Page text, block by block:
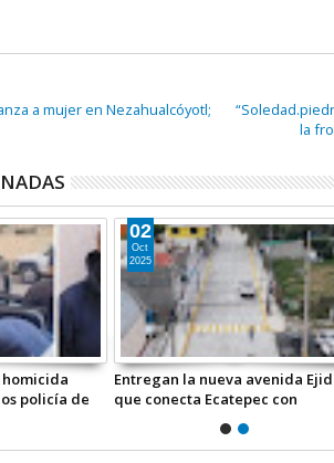
a mujer en Nezahualcóyotl;
la
policía de
Entregan la nueva avenida
que conecta Ecatepec con
02
Oct
2025